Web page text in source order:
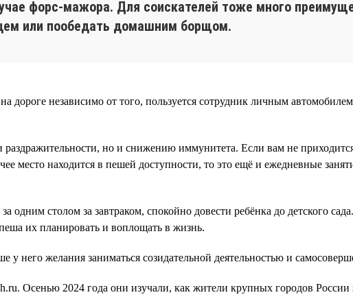
форс-мажора. Для соискателей тоже много
или пообедать домашним борщом.
дороге независимо от того, пользуется сотрудник личным
но и снижению иммунитета. Если вам не
место находится в пешей доступности, то это ещё и ежедневные
одним столом за завтраком, спокойно довести ребёнка до детского
их планировать и воплощать в жизнь.
него желания заниматься созидательной деятельностью и
Осенью 2024 года они изучали, как жители крупных городов